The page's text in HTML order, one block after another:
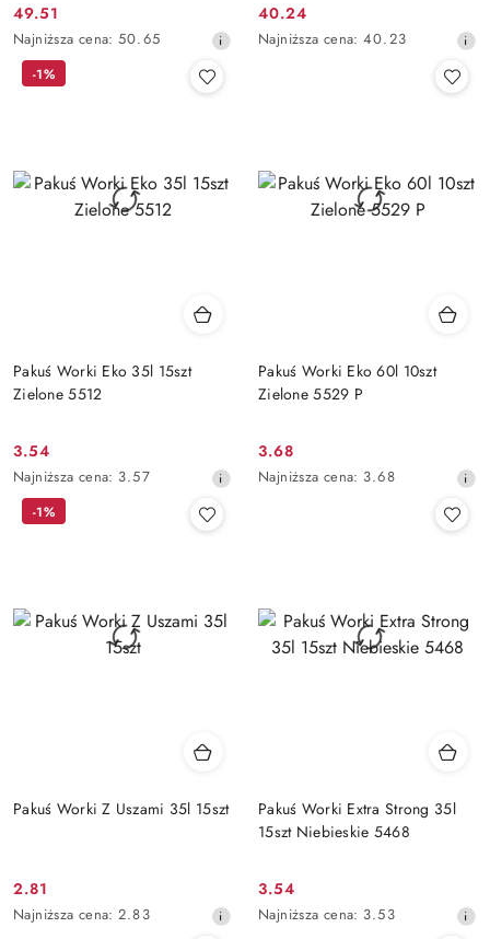
Cena
promocyjna:
49.51
Najniższa
cena
Najniższa cena: 50.65
Cena
promocyjna:
40.24
Najniższa
Najniższa cena: 40.23
Pakuś Worki Eko 35l 15szt
Zielone 5512
Cena
promocyjna:
3.54
Najniższa
cena
Najniższa cena: 3.57
-1%
Pakuś Worki Eko 60l 10szt
Zielone 5529 P
Cena
promocyjna:
3.68
Najniższa
Najniższa cena: 3.68
Pakuś Worki Z Uszami 35l 15szt
Cena
promocyjna:
2.81
Najniższa
Najniższa cena: 2.83
-1%
Pakuś Worki Extra Strong 35l
15szt Niebieskie 5468
Cena
promocyjna:
3.54
Najniższa
Najniższa cena: 3.53